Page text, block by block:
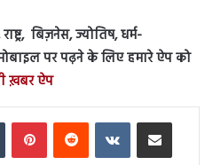
बिज़नेस, ज्योतिष, धर्म-
पर पढ़ने के लिए हमारे ऐप को
ख़बर ऐप
Tumblr PinterestReddit VKontakteShare via Email